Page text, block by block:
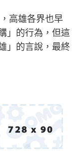
高雄各界也早
」的行為，但這
」的言說，最終